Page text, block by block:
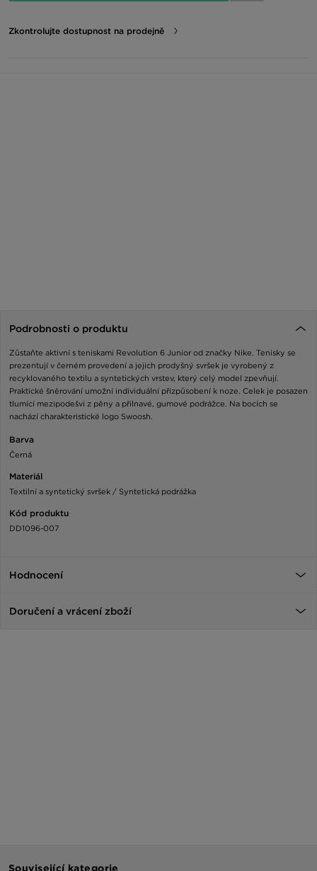
Zkontrolujte dostupnost na prodejně
Podrobnosti o produktu
Zůstaňte aktivní s teniskami Revolution 6 Junior od značky Nike. Tenisky se
prezentují v černém provedení a jejich prodyšný svršek je vyrobený z
recyklovaného textilu a syntetických vrstev, který celý model zpevňují.
Praktické šněrování umožní individuální přizpůsobení k noze. Celek je posazen
tlumící mezipodešvi z pěny a přilnavé, gumové podrážce. Na bocích se
nachází charakteristické logo Swoosh.
Barva
Černá
Materiál
Textilní a syntetický svršek / Syntetická podrážka
Kód produktu
DD1096-007
Hodnocení
Doručení a vrácení zboží
Související kategorie